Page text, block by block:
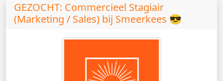
GEZOCHT: Commercieel Stagiair
(Marketing / Sales) bij Smeerkees 😎